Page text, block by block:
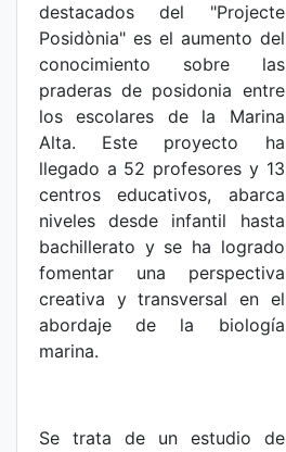
destacados del "Projecte
Posidònia" es el aumento del
conocimiento sobre las
praderas de posidonia entre
los escolares de la Marina
Alta. Este proyecto ha
llegado a 52 profesores y 13
centros educativos, abarca
niveles desde infantil hasta
bachillerato y se ha logrado
fomentar una perspectiva
creativa y transversal en el
abordaje de la biología
marina.
Se trata de un estudio de